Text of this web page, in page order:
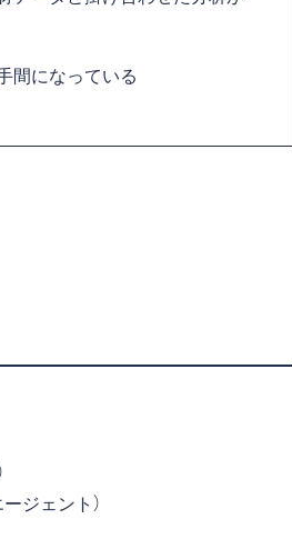
間になっている
ジェント）